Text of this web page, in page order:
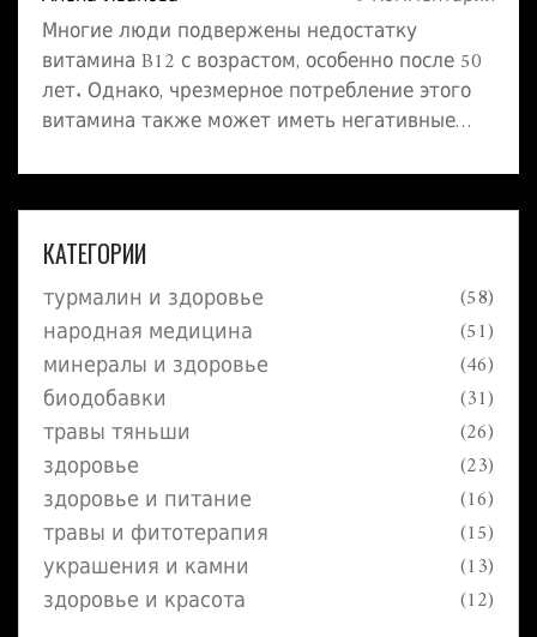
Многие люди подвержены недостатку
витамина B12 с возрастом, особенно после 50
лет. Однако, чрезмерное потребление этого
витамина также может иметь негативные
рассматриваются причины, по которым
дополнительное употребление B12 может
быть вредным для пожилых людей, и
предлагаются рекомендации по безопасному
приему и получению этого важного витамина.
Также обсуждаются альтернативные
источники B12, которые могут быть более
подходящими для данной возрастной
категории.
КАТЕГОРИИ
турмалин и здоровье (58)
народная медицина (51)
минералы и здоровье (46)
биодобавки (31)
травы тяньши (26)
здоровье (23)
здоровье и питание (16)
травы и фитотерапия (15)
украшения и камни (13)
здоровье и красота (12)